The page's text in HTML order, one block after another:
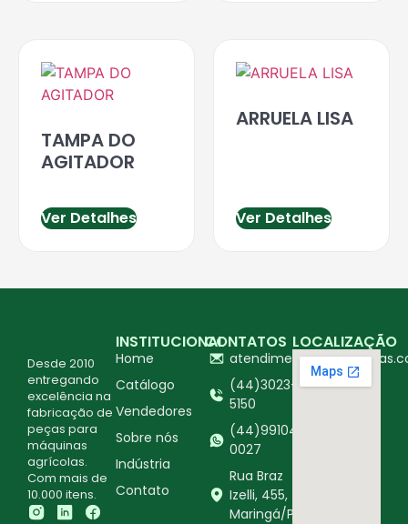
TAMPA DO
AGITADOR
Ver Detalhes
ARRUELA LISA
Ver Detalhes
Desde 2010
entregando
excelência na
fabricação de
peças para
máquinas
agrícolas.
Com mais de
10.000 itens.
INSTITUCIONAL
Home
Catálogo
Vendedores
Sobre nós
Indústria
Contato
CONTATOS
(44)3023-
5150
(44)99104-
0027
Rua Braz
Izelli, 455,
Maringá/PR
LOCALIZAÇÃO